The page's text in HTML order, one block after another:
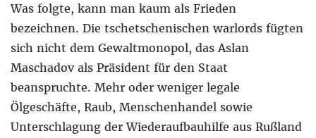
Was folgte, kann man kaum als Frieden
bezeichnen. Die tschetschenischen warlords fügten
sich nicht dem Gewaltmonopol, das Aslan
Maschadov als Präsident für den Staat
beanspruchte. Mehr oder weniger legale
Ölgeschäfte, Raub, Menschenhandel sowie
Unterschlagung der Wiederaufbauhilfe aus Rußland